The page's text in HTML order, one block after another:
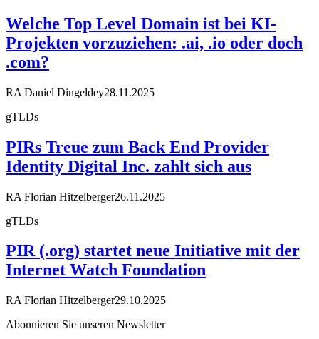
Welche Top Level Domain ist bei KI-
Projekten vorzuziehen: .ai, .io oder doch
.com?
RA Daniel Dingeldey28.11.2025
gTLDs
PIRs Treue zum Back End Provider
Identity Digital Inc. zahlt sich aus
RA Florian Hitzelberger26.11.2025
gTLDs
PIR (.org) startet neue Initiative mit der
Internet Watch Foundation
RA Florian Hitzelberger29.10.2025
Abonnieren Sie unseren Newsletter